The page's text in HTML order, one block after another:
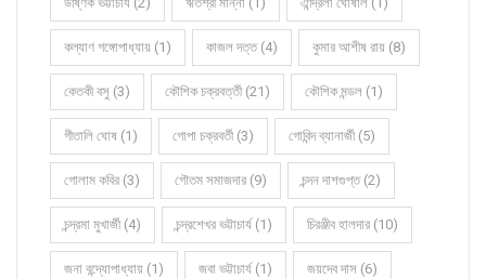
কল্যাণ গঙ্গোপাধ্যায় (1) কাজল দত্ত (4) কুমার আশীষ রায় (8)
কেতকী বসু (3) কৌশিক চক্রবর্ত্তী (21) কৌশিক মন্ডল (1)
গীতালি ঘোষ (1) গোপা চক্রবর্তী (3) গোবিন্দ ব্যানার্জী (5)
গোলাম কবির (3) গৌতম সমাজদার (9) চন্দন দাশগুপ্ত (2)
চন্দ্রমা মুখার্জী (4) চন্দ্রশেখর ভট্টাচার্য (1) চিরঞ্জীব হালদার (10)
জনা বন্দ্যোপাধ্যায় (1) জবা ভট্টাচার্য (1) জয়দেব দাস (6)